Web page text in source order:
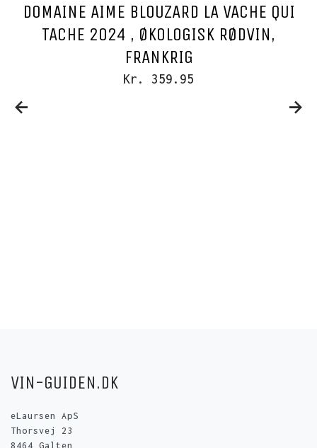
DOMAINE AIME BLOUZARD LA VACHE QUI
TACHE 2024 , ØKOLOGISK RØDVIN,
FRANKRIG
Kr. 359.95
VIN-GUIDEN.DK
eLaursen ApS
Thorsvej 23
8464 Galten